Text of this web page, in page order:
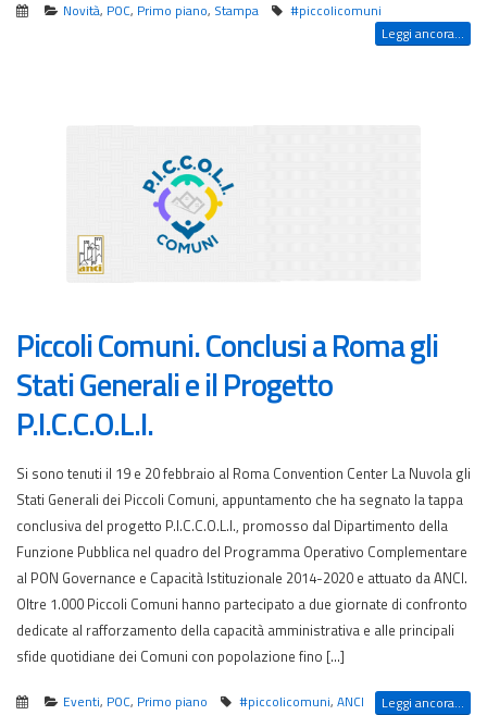
Novità, POC, Primo piano, Stampa #piccolicomuni
Leggi ancora...
Piccoli Comuni. Conclusi a Roma gli
Stati Generali e il Progetto
P.I.C.C.O.L.I.
Si sono tenuti il 19 e 20 febbraio al Roma Convention Center La Nuvola gli
Stati Generali dei Piccoli Comuni, appuntamento che ha segnato la tappa
conclusiva del progetto P.I.C.C.O.L.I., promosso dal Dipartimento della
Funzione Pubblica nel quadro del Programma Operativo Complementare
al PON Governance e Capacità Istituzionale 2014-2020 e attuato da ANCI.
Oltre 1.000 Piccoli Comuni hanno partecipato a due giornate di confronto
dedicate al rafforzamento della capacità amministrativa e alle principali
sfide quotidiane dei Comuni con popolazione fino […]
Eventi, POC, Primo piano #piccolicomuni,ANCI Leggi ancora...